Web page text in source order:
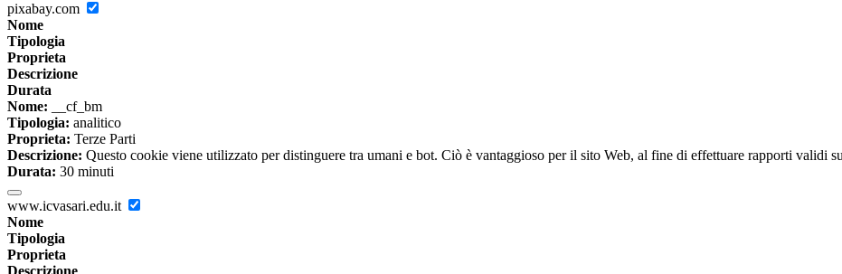
pixabay.com
Nome
Tipologia
Proprieta
Descrizione
Durata
Nome: __cf_bm
Tipologia: analitico
Proprieta: Terze Parti
Descrizione: Questo cookie viene utilizzato per distinguere tra umani e bot. Ciò è vantaggioso per il sito Web, al fine di effettuare rapporti validi
Durata: 30 minuti
www.icvasari.edu.it
Nome
Tipologia
Proprieta